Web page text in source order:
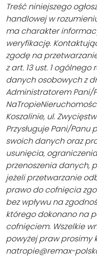
Treść niniejszego
handlowej w
ma charakter
weryfikację.
zgodę na
z art. 13 ust. 1
danych osobowych z
Administratorem Pani/
Koszalinie, ul.
Przysługuje Pani/
swoich danych oraz
usunięcia,
przenoszenia danych,
jeżeli przetwarzanie
prawo do cofnięcia
bez wpływu na
którego dokonano na
cofnięciem. Wszelkie
powyżej praw prosimy
natropie@remax-